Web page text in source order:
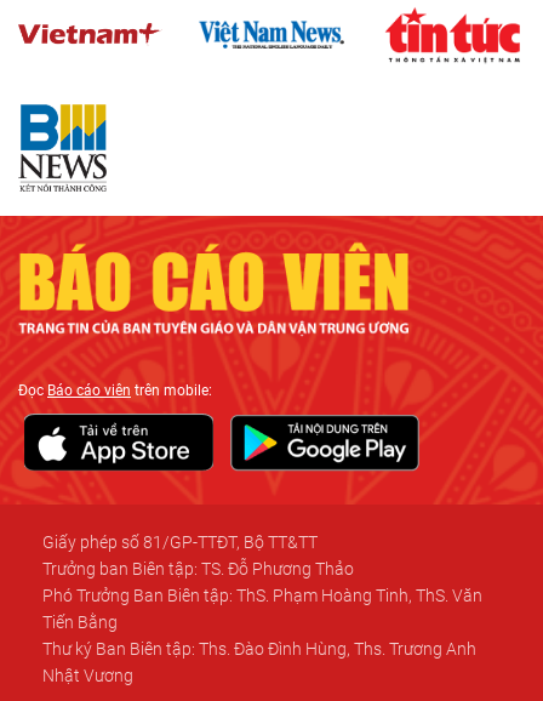
ĐọcBáo cáo viên trên mobile:
Giấy phép số 81/GP-TTĐT, Bộ TT&TT
Trưởng ban Biên tập: TS. Đỗ Phương Thảo
Phó Trưởng Ban Biên tập: ThS. Phạm Hoàng Tinh, ThS. Văn
Tiến Bằng
Thư ký Ban Biên tập: Ths. Đào Đình Hùng, Ths. Trương Anh
Nhật Vương